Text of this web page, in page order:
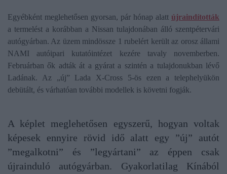
Egyébként meglehetősen gyorsan, pár hónap alatt újraindították
a termelést a korábban a Nissan tulajdonában álló szentpétervári
autógyárban. Az üzem mindössze 1 rubelért került az orosz állami
NAMI autóipari kutatóintézet kezére tavaly novemberben.
Februárban ők adták át a gyárat a szintén a tulajdonukban lévő
Ladának. Az „új” Lada X-Cross 5-ös ezen a telephelyükön
debütált, és várhatóan további modellek is követni fogják.
A képlet meglehetősen egyszerű, hogyan voltak
képesek ennyire rövid idő alatt egy ”új” autót
”megalkotni” és ”legyártani” az éppen csak
újrainduló autógyárban. Gyakorlatilag Kínából